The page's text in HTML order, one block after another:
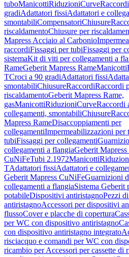
tuboManicottiRiduzioniCurve
gradiAdattatori fissiAdattatori e
smontabiliCompensatoriChiusure
riscaldamentoChiusure per
Mapress Acciaio al Carbonio
raccordiFissaggi per tubiFissaggi per
sistemaKit di viti per collegamenti a
RameGeberit Mapress RameManicotti
TCroci a 90 gradiAdattatori fissi
smontabiliChiusureRaccordiRaccordi
riscaldamentoGeberit Mapress Rame,
gasManicottiRiduzioniCurveRaccordi
collegamenti, smontabiliChiusure
Mapress RameDisaccoppiamenti per
collegamentiImpermeabilizzazioni per
tubiFissaggi per collegamenti
collegamenti a flangiaGeberit
CuNiFeTubi 2.1972Manicotti
TAdattatori fissiAdattatori e
Geberit Mapress CuNiFeGuarnizioni
collegamenti a flangiaSistema Geberit
potabileDispositivi antiristagnoPezzi
antiristagnoAccessori per dispositivi
flussoCover e placche di copertura
per WC con dispositivo antiristagno
con dispositivo antiristagno integrato
risciacquo e comandi per WC con
ricambio per Accessori per cassette di